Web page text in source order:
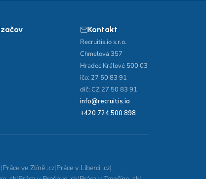
Kontakt
Recruitis.io s.r.o.
Chmelová 357
Hradec Králové 500 03
ičo: 27 50 83 91
dič: CZ 27 50 83 91
info@recruitis.io
+420 724 500 898
|Práce ve Zlíně .cz|Práce v Liberci .cz|